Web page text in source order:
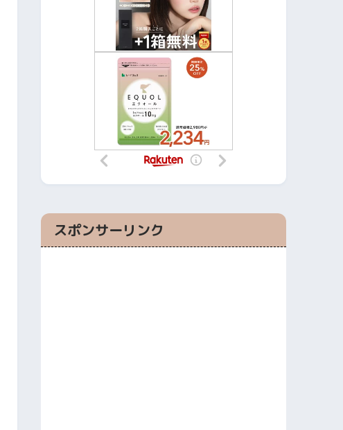
スポンサーリンク